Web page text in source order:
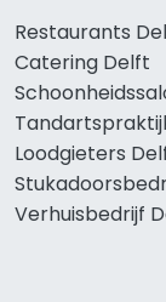
Restaurants
Catering Delft
Loodgieters
Verhuisbedrijf